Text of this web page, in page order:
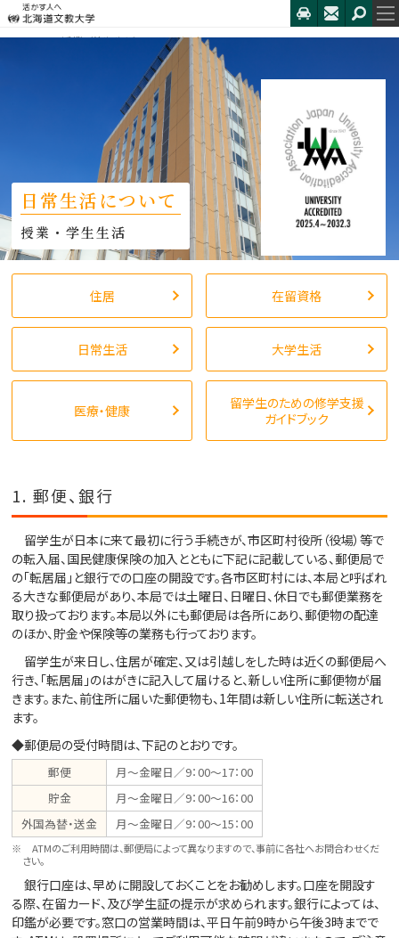
HOME 日常生活について
日常生活について
住居 在留資格
日常生活 大学生活
医療・健康
留学生のための修学支援
ガイドブック
1. 郵便、銀行
留学生が日本に来て最初に行う手続きが、市区町村役所（役場）等で
の転入届、国民健康保険の加入とともに下記に記載している、郵便局で
の「転居届」と銀行での口座の開設です。各市区町村には、本局と呼ばれ
る大きな郵便局があり、本局では土曜日、日曜日、休日でも郵便業務を
取り扱っております。本局以外にも郵便局は各所にあり、郵便物の配達
のほか、貯金や保険等の業務も行っております。
留学生が来日し、住居が確定、又は引越しをした時は近くの郵便局へ
行き、「転居届」のはがきに記入して届けると、新しい住所に郵便物が届
きます。また、前住所に届いた郵便物も、1年間は新しい住所に転送され
ます。
◆郵便局の受付時間は、下記のとおりです。
郵便
月～金曜日／9：00～17：00
貯金
月～金曜日／9：00～16：00
外国為替・送金
月～金曜日／9：00～15：00
ATMのご利用時間は、郵便局によって異なりますので、事前に各社へお問合わせくだ
さい。
銀行口座は、早めに開設しておくことをお勧めします。口座を開設す
る際、在留カード、及び学生証の提示が求められます。銀行によっては、
印鑑が必要です。窓口の営業時間は、平日午前9時から午後3時までで